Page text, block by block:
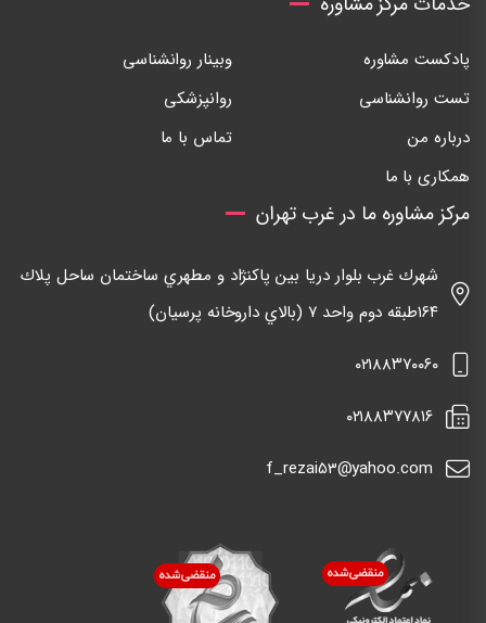
پادکست مشاوره
وبینار روانشناسی
تست روانشناسی
روانپزشکی
درباره من
تماس با ما
همکاری با ما
مرکز مشاوره ما در غرب تهران
شهرك غرب بلوار دريا بين پاكنژاد و مطهري ساختمان ساحل پلاك
١٦٤طبقه دوم واحد ٧ (بالاي داروخانه پرسيان)
٠٢١٨٨٣٧٠٠٦٠
٠٢١٨٨٣٧٧٨١٦
f_rezai53@yahoo.com